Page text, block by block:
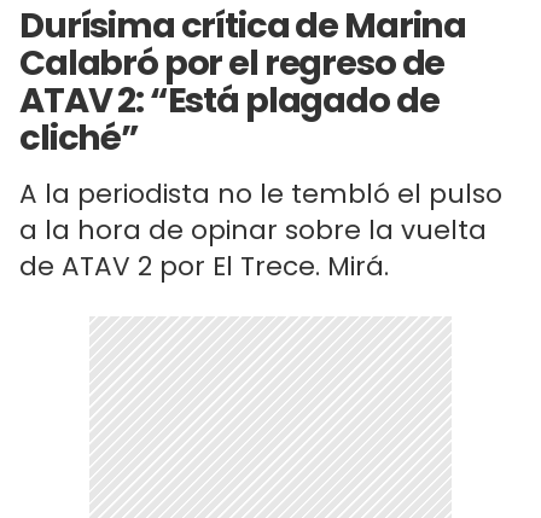
Durísima crítica de Marina
Calabró por el regreso de
ATAV 2: “Está plagado de
cliché”
A la periodista no le tembló el pulso
a la hora de opinar sobre la vuelta
de ATAV 2 por El Trece. Mirá.